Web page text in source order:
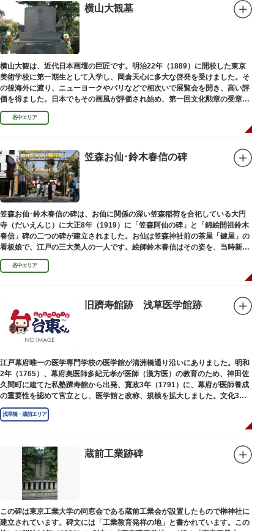
絵馬をつけ、色紙・福絵に御朱印をいただきながら巡拝しましょう。
江戸文化発祥の地といわれる浅草には、観音様の境内を中心として広く各所
に名所・旧跡があります。七福神をめぐる途中、これらの名跡も訪ねながら
江戸文化の面影を偲んでみてはいかがでしょうか。
御利益にあやかりながらの散策は、福徳と心の安らぎを与えてくれることで
しょう。
横山大観墓
横山大観は、近代日本画壇の巨匠です。明治22年（1889）に開校した東京
美術学校に第一期生として入学し、岡倉天心に多大な啓発を受けました。そ
の後海外に渡り、ニューヨークやパリなどで相次いで展覧会を開き、高い評
価を得ました。日本でもその画風が評価され始め、第一回文化勲章の受章者
となりました。お墓は谷中霊園にあります。
谷中エリア
笠森お仙･鈴木春信の碑
笠森お仙･鈴木春信の碑は、お仙に関係の深い笠森稲荷を合祀している大円
寺（だいえんじ）に大正8年（1919）に「笠森阿仙の碑」と「錦絵開祖鈴木
春信」碑の二つの碑が建立されました。お仙は笠森神社前の茶屋「鍵屋」の
看板娘で、江戸の三大美人の一人です。絵師鈴木春信はその姿を、当時新し
い絵画様式である多色刷り版画「錦絵」に描きました。
谷中エリア
旧躋寿館跡 浅草医学館跡
江戸幕府唯一の医学専門学校の医学館が清洲橋通り沿いにありました。明和
2年（1765）、幕府奥医師多紀元孝が医師（漢方医）の教育のため、神田佐
久間町に建てた私塾躋寿館から出発、寛政3年（1791）に、幕府が医師養成
の重要性を認めて官立とし、医学館と改称、規模を拡大しました。文化3年
（1806）、大火に遭い焼失しましたが、同年に旧向柳原一丁目に移転、再建
されました。
弟育成をはかるなど、江戸時代後期から明治維新に至る日本の医学振興に貢
献しました。
※現在、この場所に「旧躋寿館跡 浅草医学館跡」に関する案内板や説明版
等は設置されておりません。
浅草橋・蔵前エリア
蔵前工業跡碑
この碑は東京工業大学の同窓会である蔵前工業会が設置したもので榊神社に
建立されています。碑文には「工業教育発祥の地」と書かれています。この